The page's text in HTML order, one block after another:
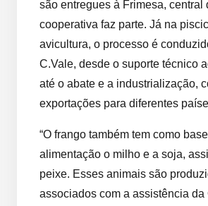
são entregues à Frimesa, central
cooperativa faz parte. Já na
avicultura, o processo é
C.Vale, desde o suporte técnico
até o abate e a industrialização,
exportações para diferentes
“O frango também tem como
alimentação o milho e a soja,
peixe. Esses animais são
associados com a assistência da